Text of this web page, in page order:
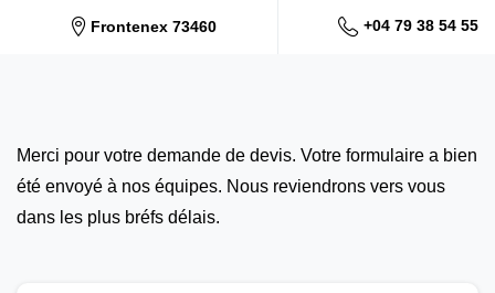
Frontenex 73460 +04 79 38 54 55
Merci pour votre demande de devis. Votre formulaire a bien
été envoyé à nos équipes. Nous reviendrons vers vous
dans les plus bréfs délais.